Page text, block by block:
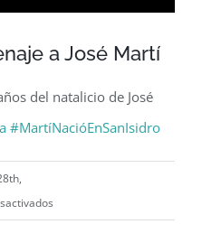
a José Martí
del natalicio de José
#MartíNacióEnSanIsidro